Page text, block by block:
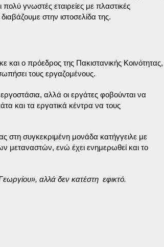
πολύ γνωστές εταιρείες με πλαστικές
στην ιστοσελίδα της.
και ο πρόεδρος της Πακιστανικής Κοινότητας,
τους εργαζομένους.
αλλά οι εργάτες φοβούνται να
και τα εργατικά κέντρα να τους
στη συγκεκριμένη μονάδα κατήγγειλε με
ενώ έχει ενημερωθεί και το
αλλά δεν κατέστη εφικτό.